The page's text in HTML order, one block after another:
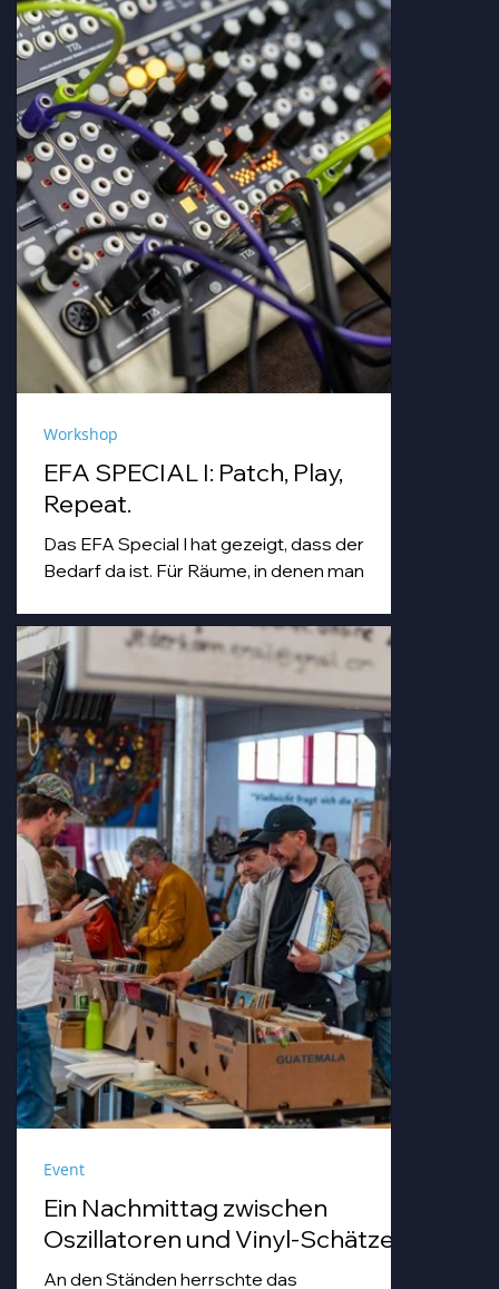
einem verträumten Meer aus Musik und
Farbe, das man in einer Kleingartenanlage
einfach nicht erwartet.
EFA SPECIAL I: Patch, Play,
Repeat.
Das EFA Special I hat gezeigt, dass der
Bedarf da ist. Für Räume, in denen man
Workshop, Begegnung und Musik unter
einem Dach zusammenbringen.
Workshop
Ein Nachmittag zwischen
Oszillatoren und Vinyl-Schätzen
An den Ständen herrschte das
Event